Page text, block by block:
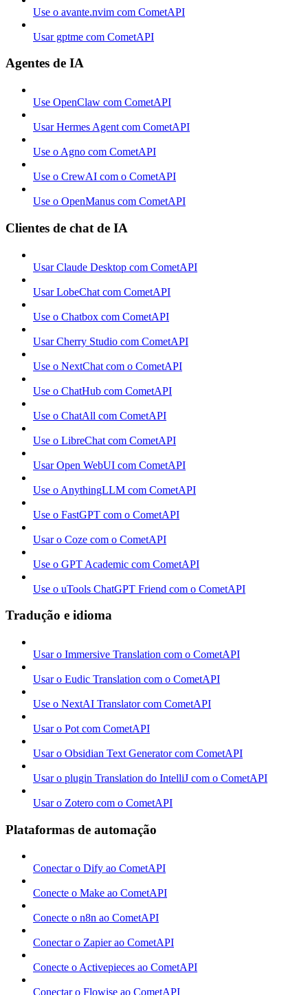
Use o avante.nvim com CometAPI
Usar gptme com CometAPI
Agentes de IA
Use OpenClaw com CometAPI
Usar Hermes Agent com CometAPI
Use o Agno com CometAPI
Use o CrewAI com o CometAPI
Use o OpenManus com CometAPI
Clientes de chat de IA
Usar Claude Desktop com CometAPI
Usar LobeChat com CometAPI
Use o Chatbox com CometAPI
Usar Cherry Studio com CometAPI
Use o NextChat com o CometAPI
Use o ChatHub com CometAPI
Use o ChatAll com CometAPI
Use o LibreChat com CometAPI
Usar Open WebUI com CometAPI
Use o AnythingLLM com CometAPI
Use o FastGPT com o CometAPI
Usar o Coze com o CometAPI
Use o GPT Academic com CometAPI
Use o uTools ChatGPT Friend com o CometAPI
Tradução e idioma
Usar o Immersive Translation com o CometAPI
Usar o Eudic Translation com o CometAPI
Use o NextAI Translator com CometAPI
Usar o Pot com CometAPI
Usar o Obsidian Text Generator com CometAPI
Usar o plugin Translation do IntelliJ com o CometAPI
Usar o Zotero com o CometAPI
Plataformas de automação
Conectar o Dify ao CometAPI
Conecte o Make ao CometAPI
Conecte o n8n ao CometAPI
Conectar o Zapier ao CometAPI
Conecte o Activepieces ao CometAPI
Conectar o Flowise ao CometAPI